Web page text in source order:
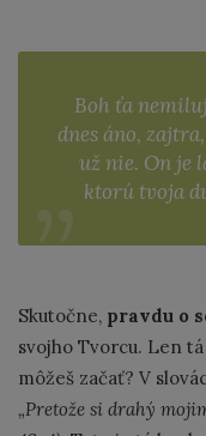
Boh ťa
dnes áno,
už nie. On je
ktorú tvoja
Skutočne, pravdu o
svojho Tvorcu. Len
môžeš začať? V
„Pretože si drahý